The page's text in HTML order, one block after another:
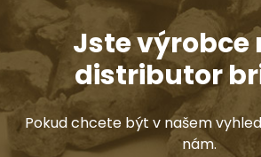
Jste výrobce
distributor
Pokud chcete být v našem
nám.